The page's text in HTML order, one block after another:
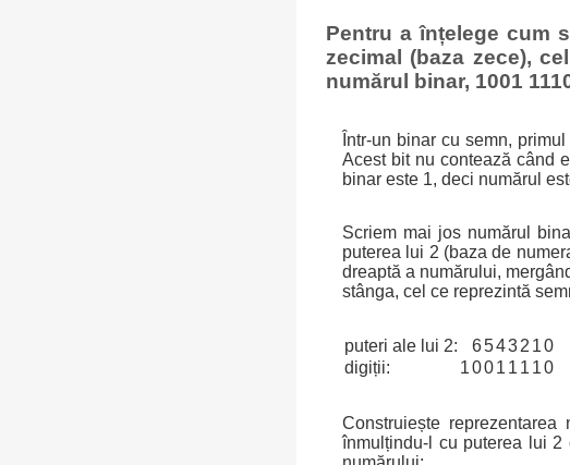
Pentru a înțelege cum
zecimal (baza zece),
numărul binar, 1001
Într-un binar cu semn,
Acest bit nu contează când
binar este 1, deci numărul
Scriem mai jos numărul
puterea lui 2 (baza de
dreaptă a numărului,
stânga, cel ce reprezintă
puteri ale lui 2: 65432 10
digiții:
1001 1 1 10
Construiește
înmulțindu-l cu puterea lui 2